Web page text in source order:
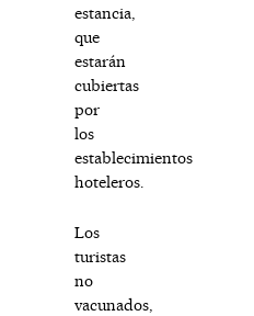
estancia,
que
estarán
cubiertas
por
los
establecimientos
hoteleros.
Los
turistas
no
vacunados,